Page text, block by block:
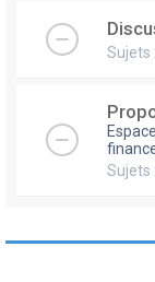
Sujets :
Sujets :